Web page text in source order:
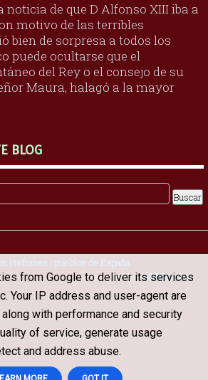
noticia de que D Alfonso XIII iba a
motivo de las terribles
bien de sorpresa a todos los
puede ocultarse que el
del Rey o el consejo de su
Maura, halagó a la mayor
BLOG
| refranes | pueblos de España
Designed byOddThemes
from Google to deliver its services
Your IP address and user-agent are
with performance and security
of service, generate usage
and address abuse.